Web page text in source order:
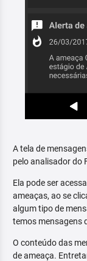
A tela de
pelo analisador do
Ela pode ser
ameaças, ao se
algum tipo de
temos mensagens
O conteúdo das
de ameaça.